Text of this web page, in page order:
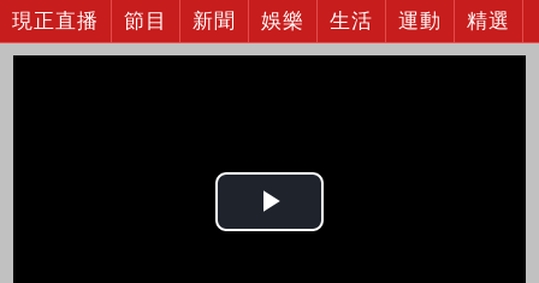
現正直播 節目 新聞 娛樂 生活 運動 精選
Play